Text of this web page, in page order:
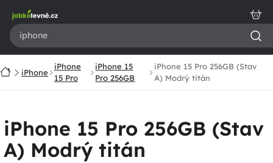
obsah
DomoviPhone
iPhone
15 Pro
iPhone 15
Pro 256GB
iPhone 15 Pro 256GB (Stav
A) Modrý titán
iPhone 15 Pro 256GB (Stav
A) Modrý titán